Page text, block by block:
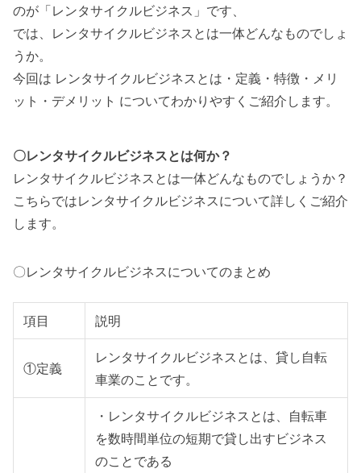
のが「レンタサイクルビジネス」です、
では、レンタサイクルビジネスとは一体どんなものでしょ
うか。
今回は レンタサイクルビジネスとは・定義・特徴・メリ
ット・デメリット についてわかりやすくご紹介します。
〇レンタサイクルビジネスとは何か？
レンタサイクルビジネスとは一体どんなものでしょうか？
こちらではレンタサイクルビジネスについて詳しくご紹介
します。
〇レンタサイクルビジネスについてのまとめ
項目 説明
①定義
レンタサイクルビジネスとは、貸し自転
車業のことです。
・レンタサイクルビジネスとは、自転車
を数時間単位の短期で貸し出すビジネス
のことである